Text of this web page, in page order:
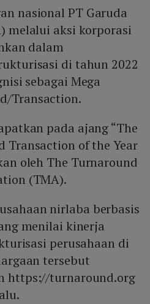
nasional PT Garuda
melalui aksi korporasi
dalam
di tahun 2022
sebagai Mega
Transaction.
pada ajang “The
Transaction of the Year
oleh The Turnaround
(TMA).
nirlaba berbasis
menilai kinerja
perusahaan di
tersebut
https://turnaround.org